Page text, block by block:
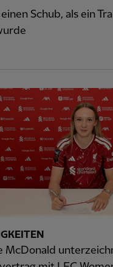
Schub, als ein
McDonald